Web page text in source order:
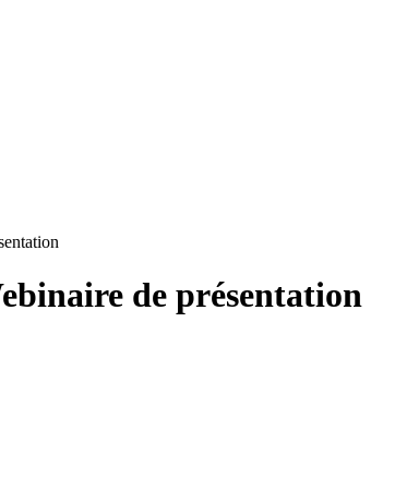
de présentation